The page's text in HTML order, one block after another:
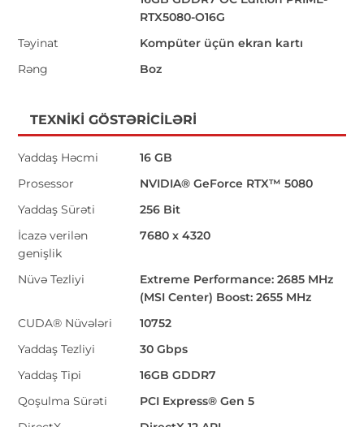
RTX5080-O16G
Təyinat
Kompüter üçün ekran kartı
Rəng
Boz
TEXNIKI GÖSTƏRICILƏRI
Yaddaş Həcmi
16 GB
Prosessor
NVIDIA® GeForce RTX™ 5080
Yaddaş Sürəti
256 Bit
İcazə verilən
genişlik
7680 x 4320
Nüvə Tezliyi
Extreme Performance: 2685 MHz
(MSI Center) Boost: 2655 MHz
CUDA® Nüvələri
10752
Yaddaş Tezliyi
30 Gbps
Yaddaş Tipi
16GB GDDR7
Qoşulma Sürəti
PCI Express® Gen 5